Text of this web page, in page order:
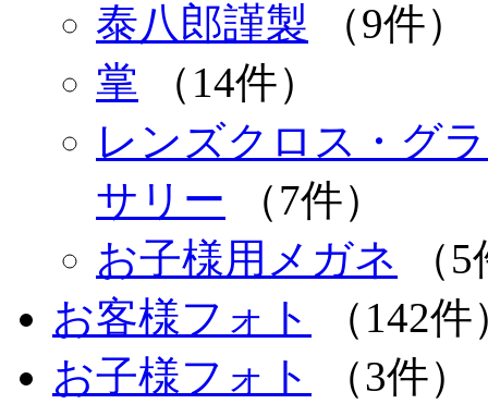
泰八郎謹製 （9件）
掌 （14件）
レンズクロス・グ
サリー （7件）
お子様用メガネ
（
お客様フォト
（142件
お子様フォト
（3件）